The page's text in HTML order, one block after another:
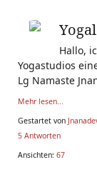
Hallo,
Yogastudios
Lg Namaste
Mehr lesen...
Gestartet von
5 Antworten
Ansichten: 67